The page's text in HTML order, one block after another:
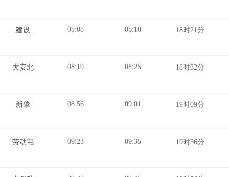
建设 08:08 08:10 18时21分
大安北 08:19 08:25 18时32分
新肇 08:56 09:01 19时09分
劳动屯 09:23 09:35 19时36分